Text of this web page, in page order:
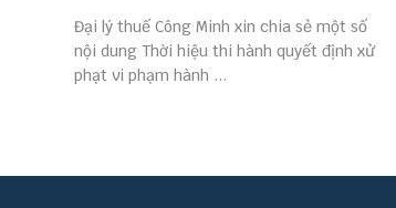
Đại lý thuế Công Minh xin chia sẻ một số
nội dung Thời hiệu thi hành quyết định xử
phạt vi phạm hành ...